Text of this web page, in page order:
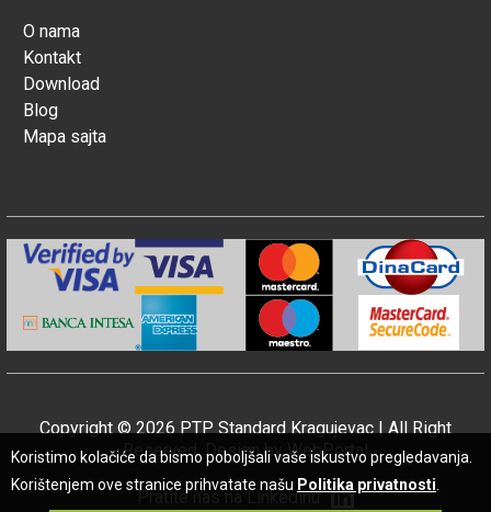
O nama
Kontakt
Download
Blog
Mapa sajta
Copyright © 2026 PTP Standard Kragujevac | All Right
Reserved. Design byWebPortal
Pratite nas na Linkedinu
Koristimo kolačiće da bismo poboljšali vaše iskustvo pregledavanja.
Korištenjem ove stranice prihvatate našu Politika privatnosti